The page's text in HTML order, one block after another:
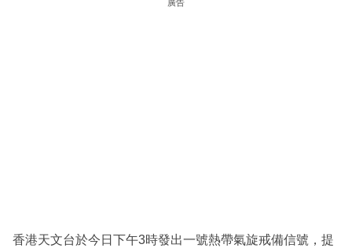
廣告
香港天文台於今日下午3時發出一號熱帶氣旋戒備信號，提